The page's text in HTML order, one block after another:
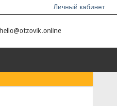
Личный кабинет
hello@otzovik.online